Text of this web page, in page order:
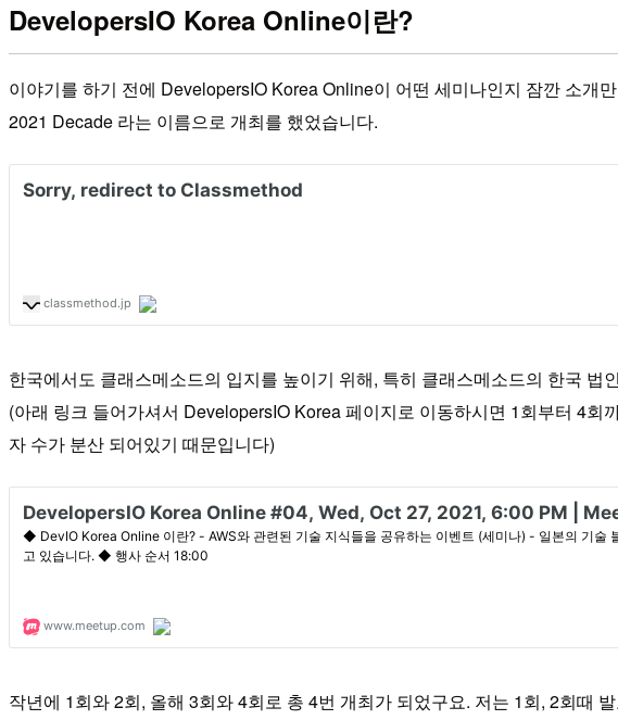
DevelopersIO Korea Online이란?
이야기를 하기 전에 DevelopersIO Korea Online이 어떤 세미나인지 잠깐 소개
2021 Decade 라는 이름으로 개최를 했었습니다.
한국에서도 클래스메소드의 입지를 높이기 위해, 특히 클래스메소드의 한국
(아래 링크 들어가셔서 DevelopersIO Korea 페이지로 이동하시면 1회부터 4
자 수가 분산 되어있기 때문입니다)
작년에 1회와 2회, 올해 3회와 4회로 총 4번 개최가 되었구요. 저는 1회, 2회때